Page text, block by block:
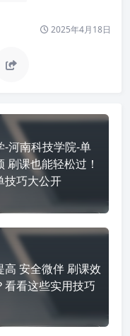
2025年4月18日
-河南科技学院-单
刷课也能轻松过！
技巧大公开
高 安全微伴 刷课效
看看这些实用技巧